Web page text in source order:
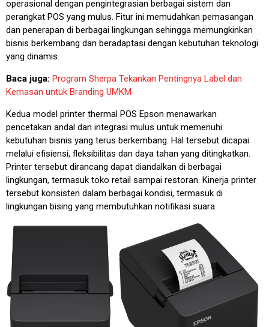
operasional dengan pengintegrasian berbagai sistem dan
perangkat POS yang mulus. Fitur ini memudahkan pemasangan
dan penerapan di berbagai lingkungan sehingga memungkinkan
bisnis berkembang dan beradaptasi dengan kebutuhan teknologi
yang dinamis.
Baca juga: Program Sherpa Tekankan Pentingnya Label dan
Kemasan untuk Branding UMKM
Kedua model printer thermal POS Epson menawarkan
pencetakan andal dan integrasi mulus untuk memenuhi
kebutuhan bisnis yang terus berkembang. Hal tersebut dicapai
melalui efisiensi, fleksibilitas dan daya tahan yang ditingkatkan.
Printer tersebut dirancang dapat diandalkan di berbagai
lingkungan, termasuk toko retail sampai restoran. Kinerja printer
tersebut konsisten dalam berbagai kondisi, termasuk di
lingkungan bising yang membutuhkan notifikasi suara.